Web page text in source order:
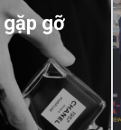
gặp gỡ